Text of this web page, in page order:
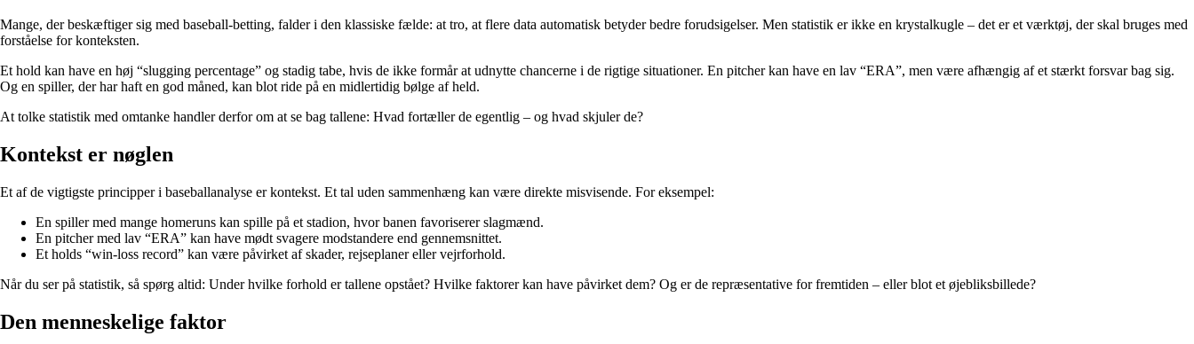
Mange, der beskæftiger sig med baseball-betting, falder i den klassiske fælde: at tro, at flere data automatisk betyder bedre forudsigelser. Men statistik er ikke en krystalkugle – det er et værktøj, der skal bruges med
forståelse for konteksten.
Et hold kan have en høj “slugging percentage” og stadig tabe, hvis de ikke formår at udnytte chancerne i de rigtige situationer. En pitcher kan have en lav “ERA”, men være afhængig af et stærkt forsvar bag sig.
Og en spiller, der har haft en god måned, kan blot ride på en midlertidig bølge af held.
At tolke statistik med omtanke handler derfor om at se bag tallene: Hvad fortæller de egentlig – og hvad skjuler de?
Kontekst er nøglen
Et af de vigtigste principper i baseballanalyse er kontekst. Et tal uden sammenhæng kan være direkte misvisende. For eksempel:
En spiller med mange homeruns kan spille på et stadion, hvor banen favoriserer slagmænd.
En pitcher med lav “ERA” kan have mødt svagere modstandere end gennemsnittet.
Et holds “win-loss record” kan være påvirket af skader, rejseplaner eller vejrforhold.
Når du ser på statistik, så spørg altid: Under hvilke forhold er tallene opstået? Hvilke faktorer kan have påvirket dem? Og er de repræsentative for fremtiden – eller blot et øjebliksbillede?
Den menneskelige faktor